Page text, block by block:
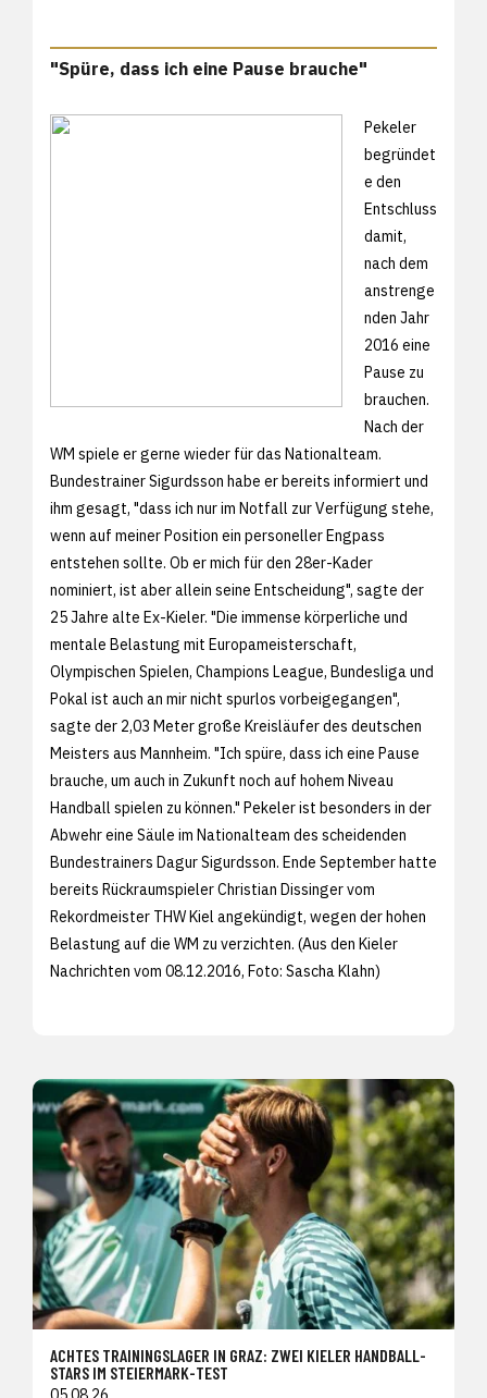
"Spüre, dass ich eine Pause brauche"
Pekeler
begründet
e den
Entschluss
damit,
nach dem
anstrenge
nden Jahr
2016 eine
Pause zu
brauchen.
Nach der
WM spiele er gerne wieder für das Nationalteam.
Bundestrainer Sigurdsson habe er bereits informiert und
ihm gesagt, "dass ich nur im Notfall zur Verfügung stehe,
wenn auf meiner Position ein personeller Engpass
entstehen sollte. Ob er mich für den 28er-Kader
nominiert, ist aber allein seine Entscheidung", sagte der
25 Jahre alte Ex-Kieler. "Die immense körperliche und
mentale Belastung mit Europameisterschaft,
Olympischen Spielen, Champions League, Bundesliga und
Pokal ist auch an mir nicht spurlos vorbeigegangen",
sagte der 2,03 Meter große Kreisläufer des deutschen
Meisters aus Mannheim. "Ich spüre, dass ich eine Pause
brauche, um auch in Zukunft noch auf hohem Niveau
Handball spielen zu können." Pekeler ist besonders in der
Abwehr eine Säule im Nationalteam des scheidenden
Bundestrainers Dagur Sigurdsson. Ende September hatte
bereits Rückraumspieler Christian Dissinger vom
Rekordmeister THW Kiel angekündigt, wegen der hohen
Belastung auf die WM zu verzichten. (Aus den Kieler
Nachrichten vom 08.12.2016, Foto: Sascha Klahn)
ACHTES TRAININGSLAGER IN GRAZ: ZWEI KIELER HANDBALL-
STARS IM STEIERMARK-TEST